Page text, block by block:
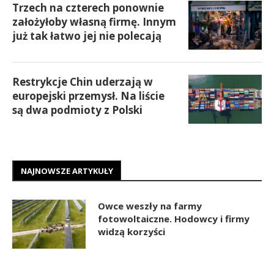
Trzech na czterech ponownie
założyłoby własną firmę. Innym
już tak łatwo jej nie polecają
Restrykcje Chin uderzają w
europejski przemysł. Na liście
są dwa podmioty z Polski
NAJNOWSZE ARTYKUŁY
Owce weszły na farmy
fotowoltaiczne. Hodowcy i firmy
widzą korzyści